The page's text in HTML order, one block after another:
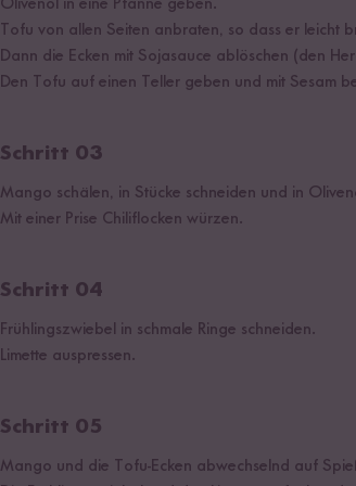
Olivenöl in eine Pfanne geben.
Tofu von allen Seiten anbraten, so dass er leicht
Dann die Ecken mit Sojasauce ablöschen (den
Den Tofu auf einen Teller geben und mit Sesam
Schritt 03
Mango schälen, in Stücke schneiden und in
Mit einer Prise Chiliflocken würzen.
Schritt 04
Frühlingszwiebel in schmale Ringe schneiden.
Limette auspressen.
Schritt 05
Mango und die Tofu-Ecken abwechselnd auf